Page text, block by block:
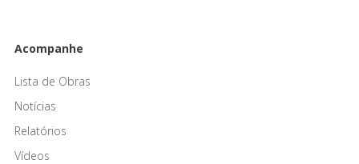
Acompanhe
Lista de Obras
Notícias
Relatórios
Vídeos